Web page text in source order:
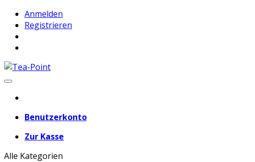
Anmelden
Registrieren
Benutzerkonto
Zur Kasse
Alle Kategorien